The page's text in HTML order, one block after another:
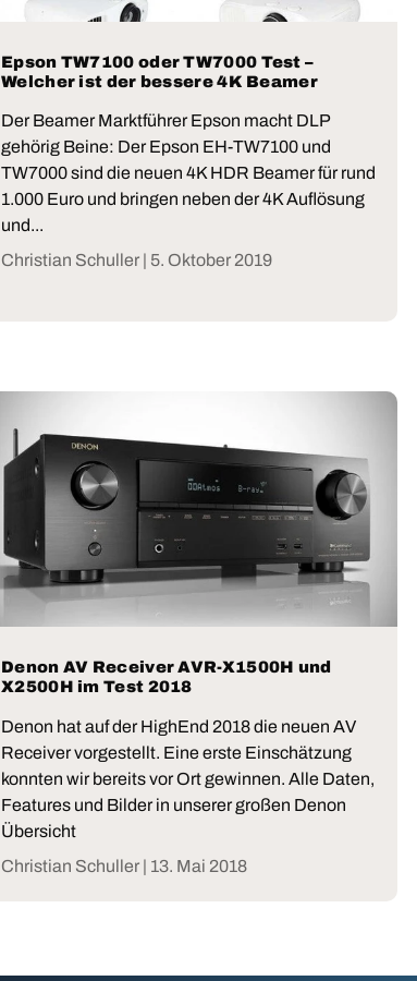
Epson TW7100 oder TW7000 Test –
Welcher ist der bessere 4K Beamer
Der Beamer Marktführer Epson macht DLP
gehörig Beine: Der Epson EH-TW7100 und
TW7000 sind die neuen 4K HDR Beamer für rund
1.000 Euro und bringen neben der 4K Auflösung
und...
Christian Schuller | 5. Oktober 2019
Denon AV Receiver AVR-X1500H und
X2500H im Test 2018
Denon hat auf der HighEnd 2018 die neuen AV
Receiver vorgestellt. Eine erste Einschätzung
konnten wir bereits vor Ort gewinnen. Alle Daten,
Features und Bilder in unserer großen Denon
Übersicht
Christian Schuller | 13. Mai 2018